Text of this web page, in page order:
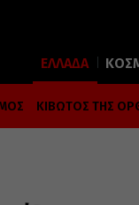
ΕΛΛΑΔΑ
ΚΙΒΩΤΟΣ ΤΗΣ